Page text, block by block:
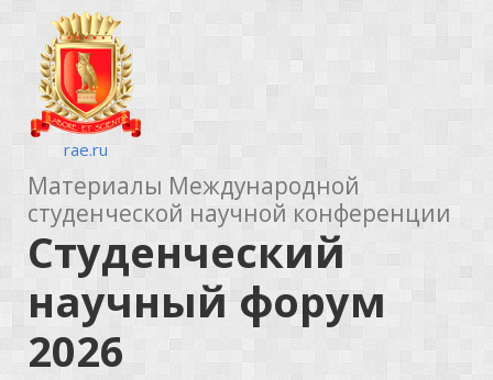
rae.ru
Материалы Международной
студенческой научной конференции
Студенческий
научный форум
2026